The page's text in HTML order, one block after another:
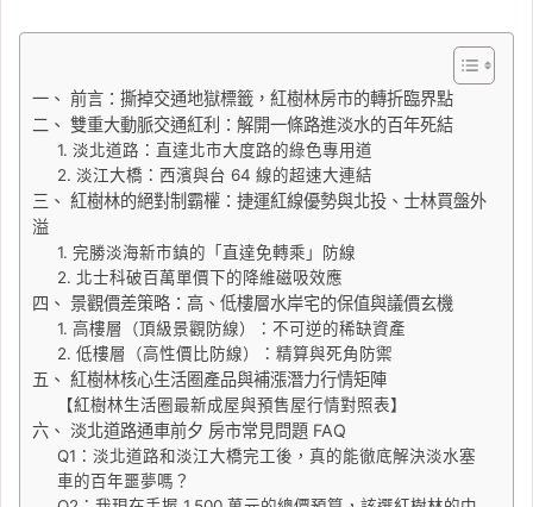
一、 前言：撕掉交通地獄標籤，紅樹林房市的轉折臨界點
二、 雙重大動脈交通紅利：解開一條路進淡水的百年死結
1. 淡北道路：直達北市大度路的綠色專用道
2. 淡江大橋：西濱與台 64 線的超速大連結
三、 紅樹林的絕對制霸權：捷運紅線優勢與北投、士林買盤外
溢
1. 完勝淡海新市鎮的「直達免轉乘」防線
2. 北士科破百萬單價下的降維磁吸效應
四、 景觀價差策略：高、低樓層水岸宅的保值與議價玄機
1. 高樓層（頂級景觀防線）：不可逆的稀缺資產
2. 低樓層（高性價比防線）：精算與死角防禦
五、 紅樹林核心生活圈產品與補漲潛力行情矩陣
【紅樹林生活圈最新成屋與預售屋行情對照表】
六、 淡北道路通車前夕 房市常見問題 FAQ
Q1：淡北道路和淡江大橋完工後，真的能徹底解決淡水塞
車的百年噩夢嗎？